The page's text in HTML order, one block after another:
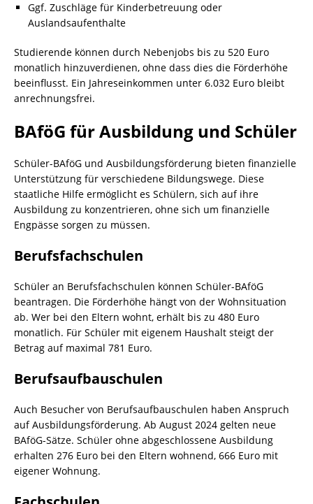
Ggf. Zuschläge für Kinderbetreuung oder
Auslandsaufenthalte
Studierende können durch Nebenjobs bis zu 520 Euro
monatlich hinzuverdienen, ohne dass dies die Förderhöhe
beeinflusst. Ein Jahreseinkommen unter 6.032 Euro bleibt
anrechnungsfrei.
BAföG für Ausbildung und Schüler
Schüler-BAföG und Ausbildungsförderung bieten finanzielle
Unterstützung für verschiedene Bildungswege. Diese
staatliche Hilfe ermöglicht es Schülern, sich auf ihre
Ausbildung zu konzentrieren, ohne sich um finanzielle
Engpässe sorgen zu müssen.
Berufsfachschulen
Schüler an Berufsfachschulen können Schüler-BAföG
beantragen. Die Förderhöhe hängt von der Wohnsituation
ab. Wer bei den Eltern wohnt, erhält bis zu 480 Euro
monatlich. Für Schüler mit eigenem Haushalt steigt der
Betrag auf maximal 781 Euro.
Berufsaufbauschulen
Auch Besucher von Berufsaufbauschulen haben Anspruch
auf Ausbildungsförderung. Ab August 2024 gelten neue
BAföG-Sätze. Schüler ohne abgeschlossene Ausbildung
erhalten 276 Euro bei den Eltern wohnend, 666 Euro mit
eigener Wohnung.